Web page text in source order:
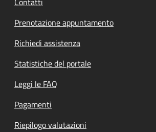
Prenotazione appuntamento
Richiedi assistenza
Statistiche del portale
Leggi le FAQ
Pagamenti
Riepilogo valutazioni